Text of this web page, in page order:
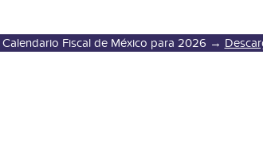
Calendario Fiscal de México para 2026 →